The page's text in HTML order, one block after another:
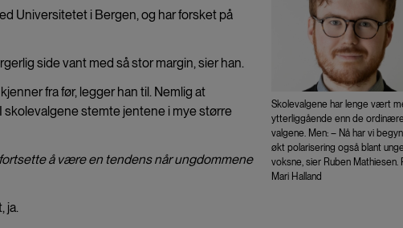
Skolevalgene har lenge vært
ytterliggående enn de ordinære
valgene. Men: – Nå har vi
økt polarisering også blant unge
voksne, sier Ruben Mathiesen.
Mari Halland
Universitetet i Bergen, og har forsket på
side vant med så stor margin, sier han.
fra før, legger han til. Nemlig at
skolevalgene stemte jentene i mye større
å være en tendens når ungdommene
ja.